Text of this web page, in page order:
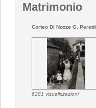
Matrimonio
Corteo Di Nozze G. Peretti
6281 visualizzazioni